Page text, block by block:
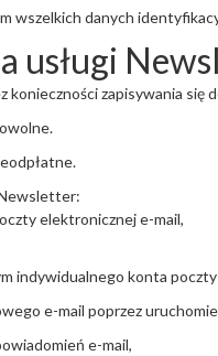
wszelkich danych
usługi
konieczności zapisywania się
elektronicznej e-mail,
indywidualnego konta
e-mail poprzez
e-mail,